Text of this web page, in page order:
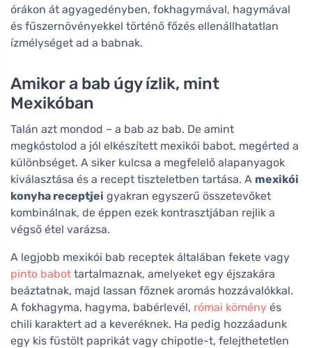
órákon át agyagedényben, fokhagymával, hagymával
és fűszernövényekkel történő főzés ellenállhatatlan
ízmélységet ad a babnak.
Amikor a bab úgy ízlik, mint
Mexikóban
Talán azt mondod – a bab az bab. De amint
megkóstolod a jól elkészített mexikói babot, megérted a
különbséget. A siker kulcsa a megfelelő alapanyagok
kiválasztása és a recept tiszteletben tartása. A mexikói
konyha receptjei gyakran egyszerű összetevőket
kombinálnak, de éppen ezek kontrasztjában rejlik a
végső étel varázsa.
A legjobb mexikói bab receptek általában fekete vagy
pinto babot tartalmaznak, amelyeket egy éjszakára
beáztatnak, majd lassan főznek aromás hozzávalókkal.
A fokhagyma, hagyma, babérlevél, római kömény és
chili karaktert ad a keveréknek. Ha pedig hozzáadunk
egy kis füstölt paprikát vagy chipotle-t, felejthetetlen